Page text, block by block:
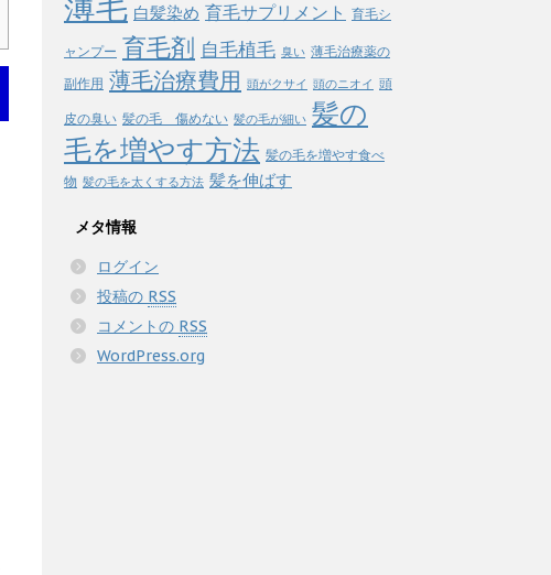
白髪染め 育毛サプリメント 育毛シ
ャンプー 育毛剤 自毛植毛 臭い 薄毛治療薬の
副作用 薄毛治療費用 頭がクサイ 頭のニオイ 頭
皮の臭い 髪の毛 傷めない 髪の毛が細い 髪の
毛を増やす方法 髪の毛を増やす食べ
物 髪の毛を太くする方法 髪を伸ばす
メタ情報
ログイン
投稿の RSS
コメントの RSS
WordPress.org